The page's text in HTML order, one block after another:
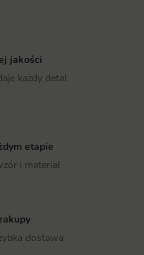
jakości
każdy detal
etapie
i materiał
dostawa